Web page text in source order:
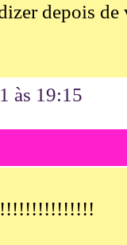
depois de
às 19:15